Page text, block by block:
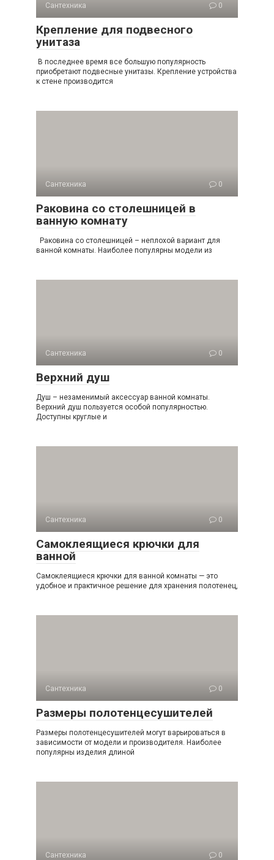
Сантехника 0
Крепление для подвесного
унитаза
В последнее время все большую популярность
приобретают подвесные унитазы. Крепление устройства
к стене производится
Сантехника 0
Раковина со столешницей в
ванную комнату
Раковина со столешницей – неплохой вариант для
ванной комнаты. Наиболее популярны модели из
Сантехника 0
Верхний душ
Душ – незаменимый аксессуар ванной комнаты.
Верхний душ пользуется особой популярностью.
Доступны круглые и
Сантехника 0
Самоклеящиеся крючки для
ванной
Самоклеящиеся крючки для ванной комнаты — это
удобное и практичное решение для хранения полотенец,
Сантехника 0
Размеры полотенцесушителей
Размеры полотенцесушителей могут варьироваться в
зависимости от модели и производителя. Наиболее
популярны изделия длиной
Сантехника 0